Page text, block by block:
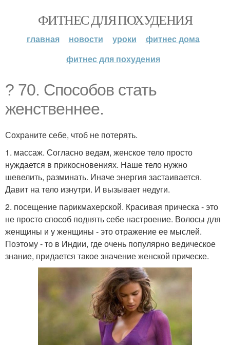
ФИТНЕС ДЛЯ ПОХУДЕНИЯ
главная новости уроки
фитнес дома
фитнес для похудения
? 70. Способов стать
женственнее.
Сохраните себе, чтоб не потерять.
1. массаж. Согласно ведам, женское тело просто
нуждается в прикосновениях. Наше тело нужно
шевелить, разминать. Иначе энергия застаивается.
Давит на тело изнутри. И вызывает недуги.
2. посещение парикмахерской. Красивая прическа - это
не просто способ поднять себе настроение. Волосы для
женщины и у женщины - это отражение ее мыслей.
Поэтому - то в Индии, где очень популярно ведическое
знание, придается такое значение женской прическе.